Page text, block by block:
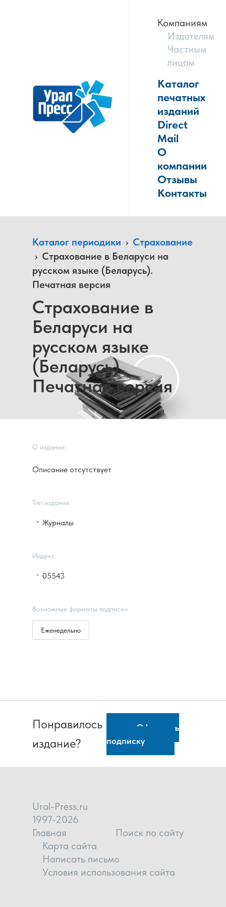
Компаниям
Издателям
Частным
лицам
Каталог
печатных
изданий
Direct
Mail
О
компании
Отзывы
Контакты
Каталог периодики › Страхование
› Страхование в Беларуси на
русском языке (Беларусь).
Печатная версия
Страхование в
Беларуси на
русском языке
(Беларусь).
Печатная версия
О издании
Описание отсутствует
Тип издания
Журналы
Индекс
05543
Возможные форматы подписки
Еженедельно
Понравилось
издание?
Оформить
подписку
Ural-Press.ru
1997-2026
Главная
Поиск по сайту
Карта сайта
Написать письмо
Условия использования сайта